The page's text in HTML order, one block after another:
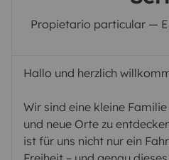
Propietario particular —
Hallo und herzlich
Wir sind eine kleine
und neue Orte zu
ist für uns nicht nur ein